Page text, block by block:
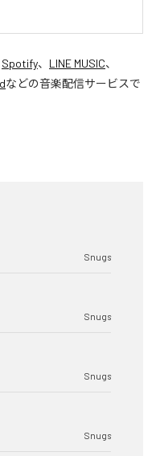
Spotify、 LINE MUSIC、
などの音楽配信サービスで
Snugs
Snugs
Snugs
Snugs